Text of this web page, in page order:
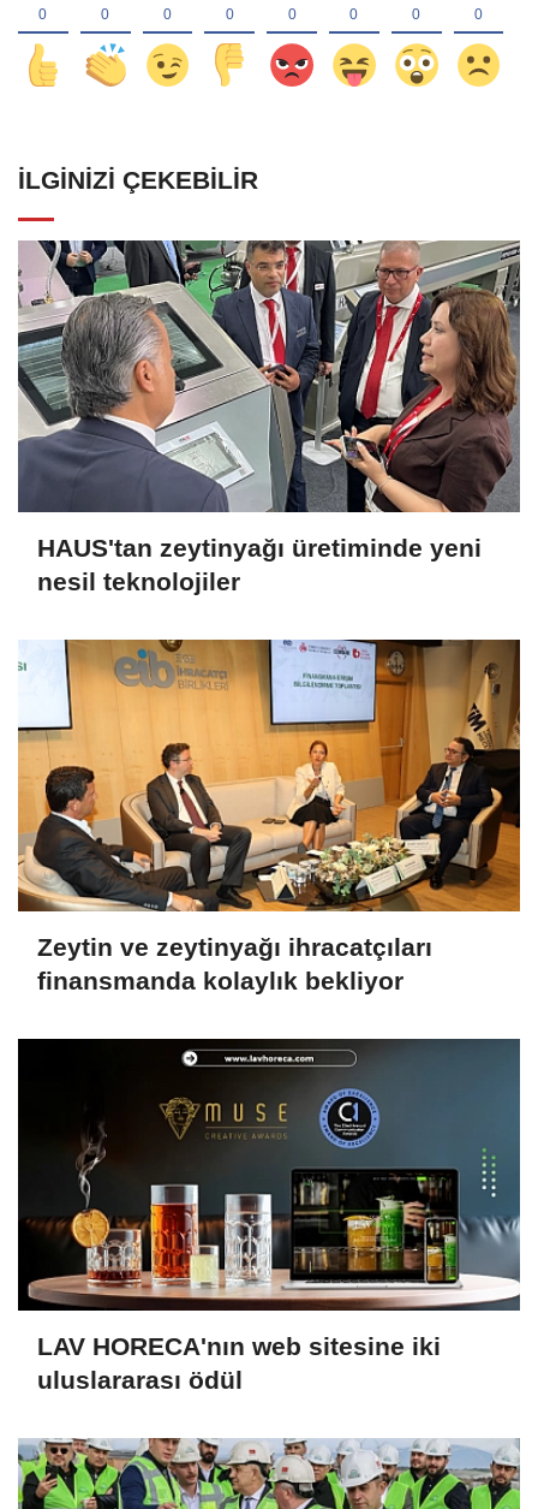
İLGINIZI ÇEKEBILIR
HAUS'tan zeytinyağı üretiminde yeni
nesil teknolojiler
Zeytin ve zeytinyağı ihracatçıları
finansmanda kolaylık bekliyor
LAV HORECA'nın web sitesine iki
uluslararası ödül